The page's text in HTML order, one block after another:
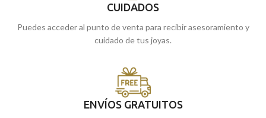
CUIDADOS
Puedes acceder al punto de venta para recibir asesoramiento y
cuidado de tus joyas.
ENVÍOS GRATUITOS